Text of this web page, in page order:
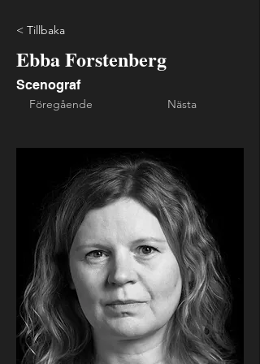
< Tillbaka
Ebba Forstenberg
Scenograf
Föregående Nästa